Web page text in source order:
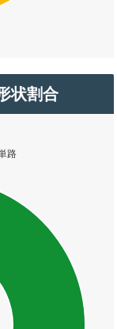
状割合